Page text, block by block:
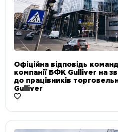
Офіційна відповідь
компанії БФК Gulliver на
до працівників
Gulliver